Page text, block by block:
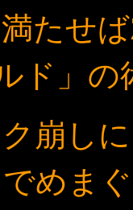
たせ
ド」
崩し
めま